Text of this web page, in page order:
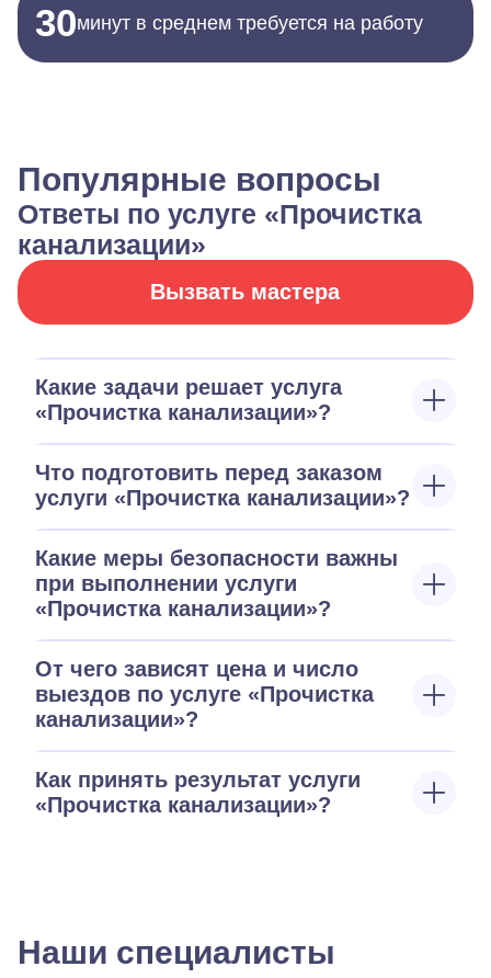
30минут в среднем требуется на работу
Популярные вопросы
Ответы по услуге «Прочистка
канализации»
Вызвать мастера
Какие задачи решает услуга
«Прочистка канализации»?
Что подготовить перед заказом
услуги «Прочистка канализации»?
Какие меры безопасности важны
при выполнении услуги
«Прочистка канализации»?
От чего зависят цена и число
выездов по услуге «Прочистка
канализации»?
Как принять результат услуги
«Прочистка канализации»?
Наши специалисты